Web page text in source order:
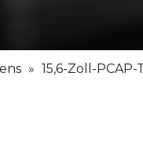
» 15,6-Zoll-